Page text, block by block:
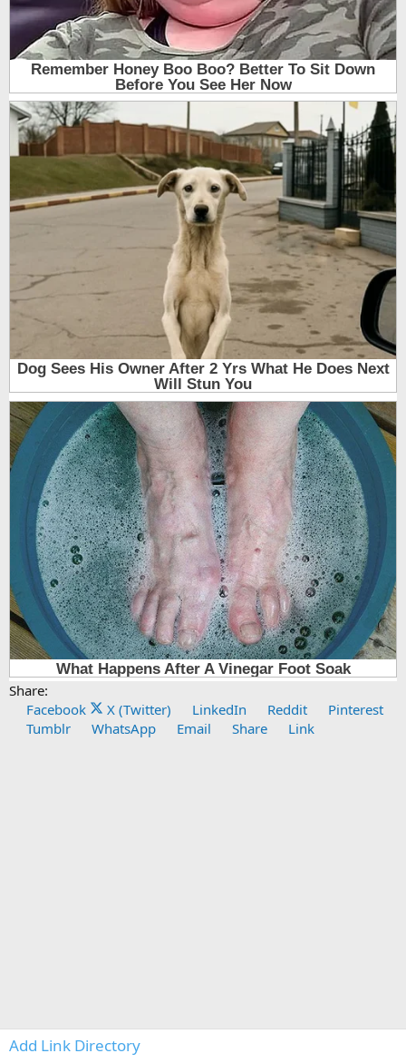
Share:
Facebook
X (Twitter) LinkedIn Reddit
Pinterest
Tumblr
WhatsApp Email Share Link
Add Link Directory